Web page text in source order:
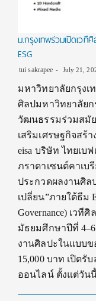
ม.กรุงเทพร่วมเปิดเว
ESG
tui sakrapee July 21,
มหาวิทยาลัยกรุง
ศิลปมหาวิทยาลัยก
วัฒนธรรมร่วมสมั
เสริมเศรษฐกิจสร้
eisa บริษัท ไทยเบ
ภราดาเซนต์คาเบ
ประกวดผลงานศิล
เปลี่ยน”ภายใต้ธีม
Governance) เวที
มัธยมศึกษาปีที่
งานศิลปะในแบบข
15,000 บาท เปิด
ออนไลน์ ตั้งแต่วัน